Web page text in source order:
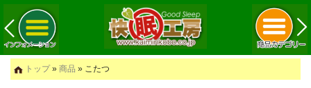
トップ» 商品 » こたつ